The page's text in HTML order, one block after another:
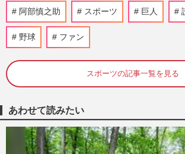
オールスタゲーム初出場
が語った「阿部慎之助前
帰後は指導力を生かして
「次期巨人の監督になっ
ング」２位でも松井秀喜
週刊女性PRIME
セ・パ交流戦好調の巨人
阿部慎之助 スポーツ 巨人
野球 ファン
スポーツの記事一覧を見る
あわせて読みたい